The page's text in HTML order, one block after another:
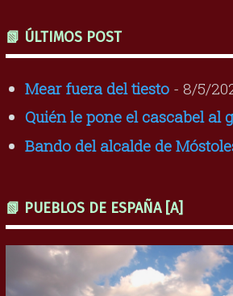
📗 ÚLTIMOS POST
Mear fuera del tiesto- 8/5/
Quién le pone el cascabel al
Bando del alcalde de
📗 PUEBLOS DE ESPAÑA [A]